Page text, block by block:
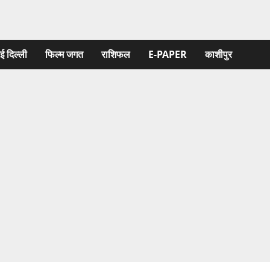
दिल्ली फिल्‍म जगत राशिफल E-PAPER काशीपुर